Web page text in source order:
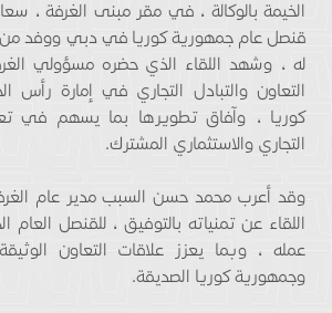
الخيمة بالوكالة ، في مقر مبنى الغرفة ،
قنصل عام جمهورية كوريا في دبي ووفد من
له ، وشهد اللقاء الذي حضره مسؤولي
التعاون والتبادل التجاري في إمارة رأس
كوريا ، وآفاق تطويرها بما يسهم في
التجاري والاستثماري المشترك.
وقد أعرب محمد حسن السبب مدير عام
اللقاء عن تمنياته بالتوفيق ، للقنصل
عمله ، وبما يعزز علاقات التعاون
وجمهورية كوريا الصديقة.